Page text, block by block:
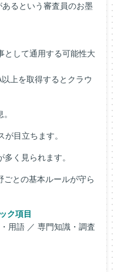
るという審査員のお墨
して通用する可能性大
を取得するとクラウ
目立ちます。
く見られます。
との基本ルールが守ら
ク項目
用語 ／ 専門知識・調査